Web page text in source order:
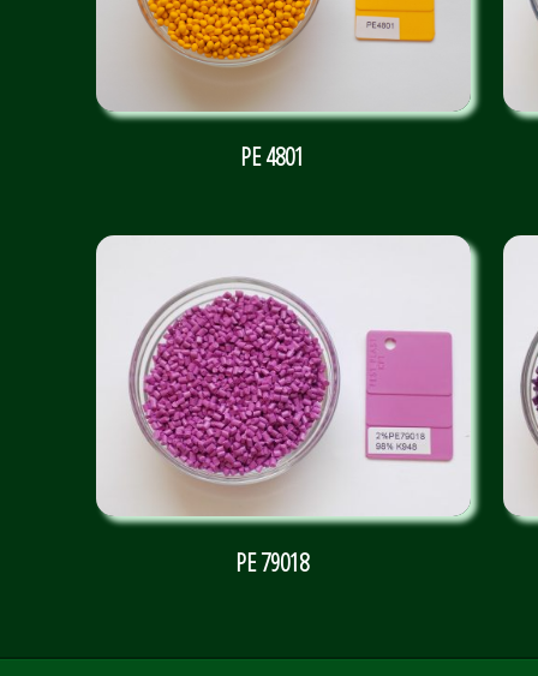
PE 4801
PE 79018